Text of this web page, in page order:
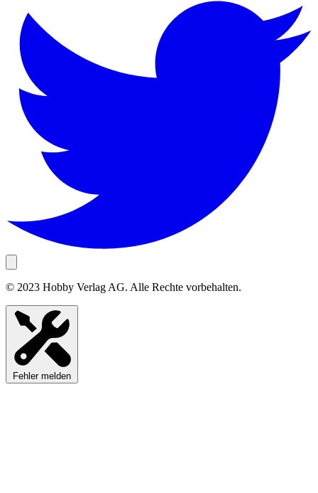
© 2023 Hobby Verlag AG. Alle Rechte vorbehalten.
Fehler melden